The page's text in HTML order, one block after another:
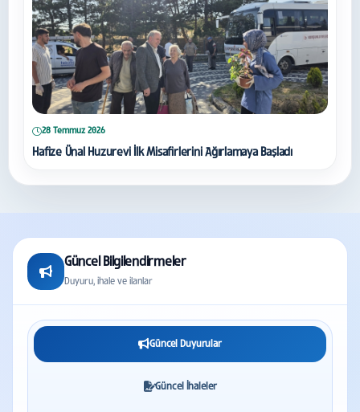
28 Temmuz 2026
Hafize Ünal Huzurevi İlk Misafirlerini Ağırlamaya Başladı
Güncel Bilgilendirmeler
Duyuru, ihale ve ilanlar
Güncel Duyurular
Güncel İhaleler